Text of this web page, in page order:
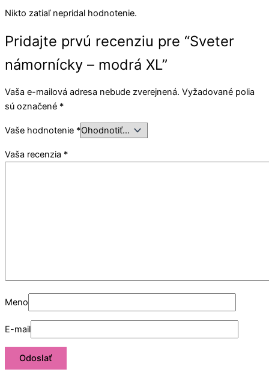
Nikto zatiaľ nepridal hodnotenie.
Pridajte prvú recenziu pre “Sveter
námornícky – modrá XL”
Vaša e-mailová adresa nebude zverejnená. Vyžadované polia
sú označené *
Vaše hodnotenie *
Vaša recenzia *
Meno
E-mail